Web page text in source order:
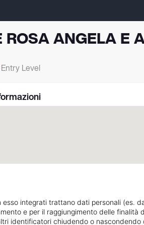
ROSA ANGELA E
Entry Level
43, p. Lauro
integrati trattano dati personali (es.
e per il raggiungimento delle finalità
identificatori chiudendo o